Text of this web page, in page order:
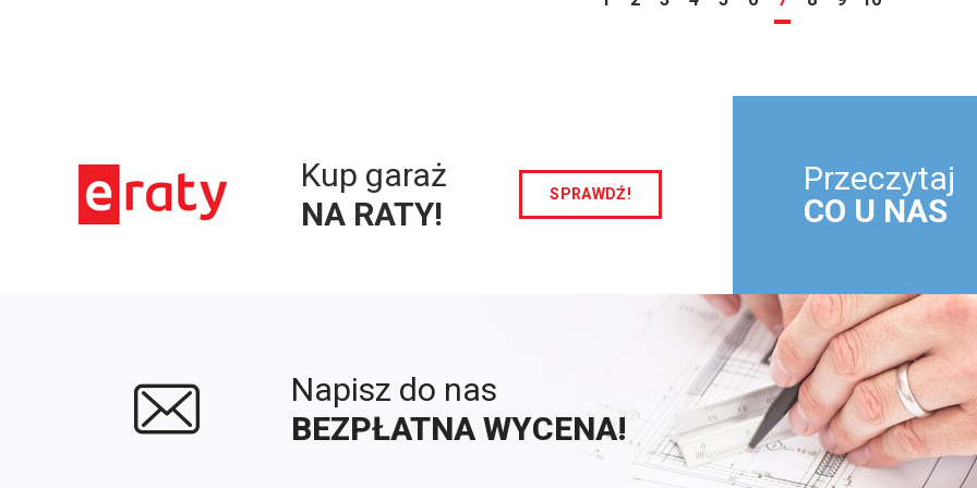
Kup garaż
NA RATY!
SPRAWDŹ!
Przeczytaj
CO U NAS
Napisz do nas
BEZPŁATNA WYCENA!